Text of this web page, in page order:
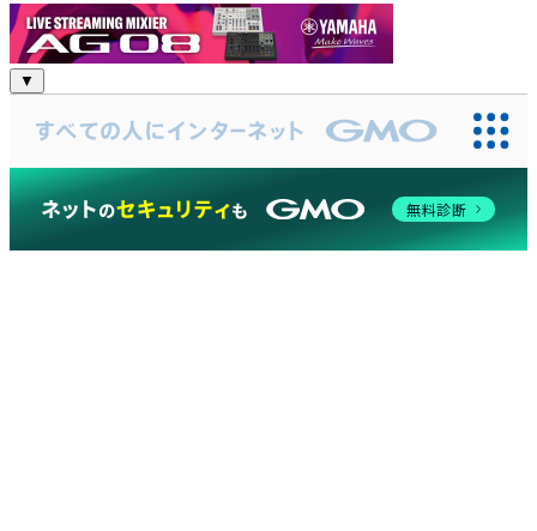
YAMAHA:SP
▼
無料診断